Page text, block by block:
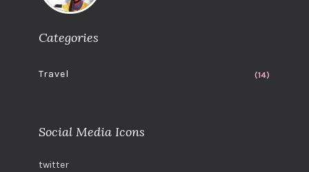
Categories
Travel (14)
Social Media Icons
twitter